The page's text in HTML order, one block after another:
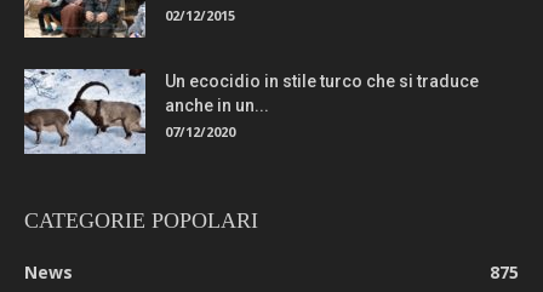
02/12/2015
Un ecocidio in stile turco che si traduce
anche in un...
07/12/2020
CATEGORIE POPOLARI
News
875